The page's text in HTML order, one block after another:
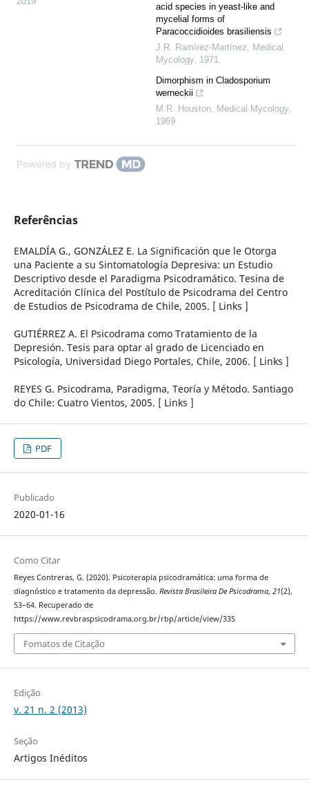
acid species in yeast-like and
mycelial forms of
Paracoccidioides brasiliensis
J.R. Ramírez-Martínez, Medical
Mycology, 1971
Dimorphism in Cladosporium
werneckii
M.R. Houston, Medical Mycology,
1969
Powered by
Referências
EMALDÍA G., GONZÁLEZ E. La Significación que le Otorga
una Paciente a su Sintomatología Depresiva: un Estudio
Descriptivo desde el Paradigma Psicodramático. Tesina de
Acreditación Clínica del Postítulo de Psicodrama del Centro
de Estudios de Psicodrama de Chile, 2005. [ Links ]
GUTIÉRREZ A. El Psicodrama como Tratamiento de la
Depresión. Tesis para optar al grado de Licenciado en
Psicología, Universidad Diego Portales, Chile, 2006. [ Links ]
REYES G. Psicodrama, Paradigma, Teoría y Método. Santiago
do Chile: Cuatro Vientos, 2005. [ Links ]
PDF
Publicado
2020-01-16
Como Citar
Reyes Contreras, G. (2020). Psicoterapia psicodramática: uma forma de
diagnóstico e tratamento da depressão. Revista Brasileira De Psicodrama, 21(2),
53–64. Recuperado de
https://www.revbraspsicodrama.org.br/rbp/article/view/335
Fomatos de Citação
Edição
v. 21 n. 2 (2013)
Seção
Artigos Inéditos